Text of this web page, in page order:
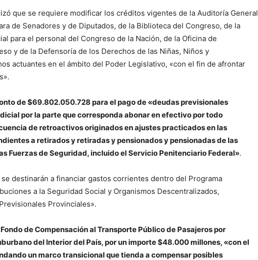
que se requiere modificar los créditos vigentes de la Auditoría General
de Senadores y de Diputados, de la Biblioteca del Congreso, de la
para el personal del Congreso de la Nación, de la Oficina de
y de la Defensoría de los Derechos de las Niñas, Niños y
actuantes en el ámbito del Poder Legislativo, «con el fin de afrontar
de $69.802.050.728 para el pago de «deudas previsionales
por la parte que corresponda abonar en efectivo por todo
de retroactivos originados en ajustes practicados en las
a retirados y retiradas y pensionados y pensionadas de las
Fuerzas de Seguridad, incluido el Servicio Penitenciario Federal».
destinarán a financiar gastos corrientes dentro del Programa
a la Seguridad Social y Organismos Descentralizados,
Provinciales».
de Compensación al Transporte Público de Pasajeros por
del Interior del País, por un importe $48.000 millones, «con el
un marco transicional que tienda a compensar posibles